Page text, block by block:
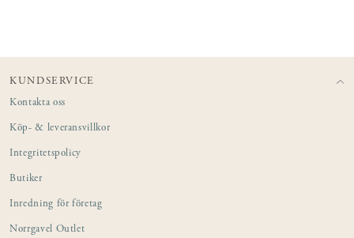
KUNDSERVICE
Kontakta oss
Köp- & leveransvillkor
Integritetspolicy
Butiker
Inredning för företag
Norrgavel Outlet